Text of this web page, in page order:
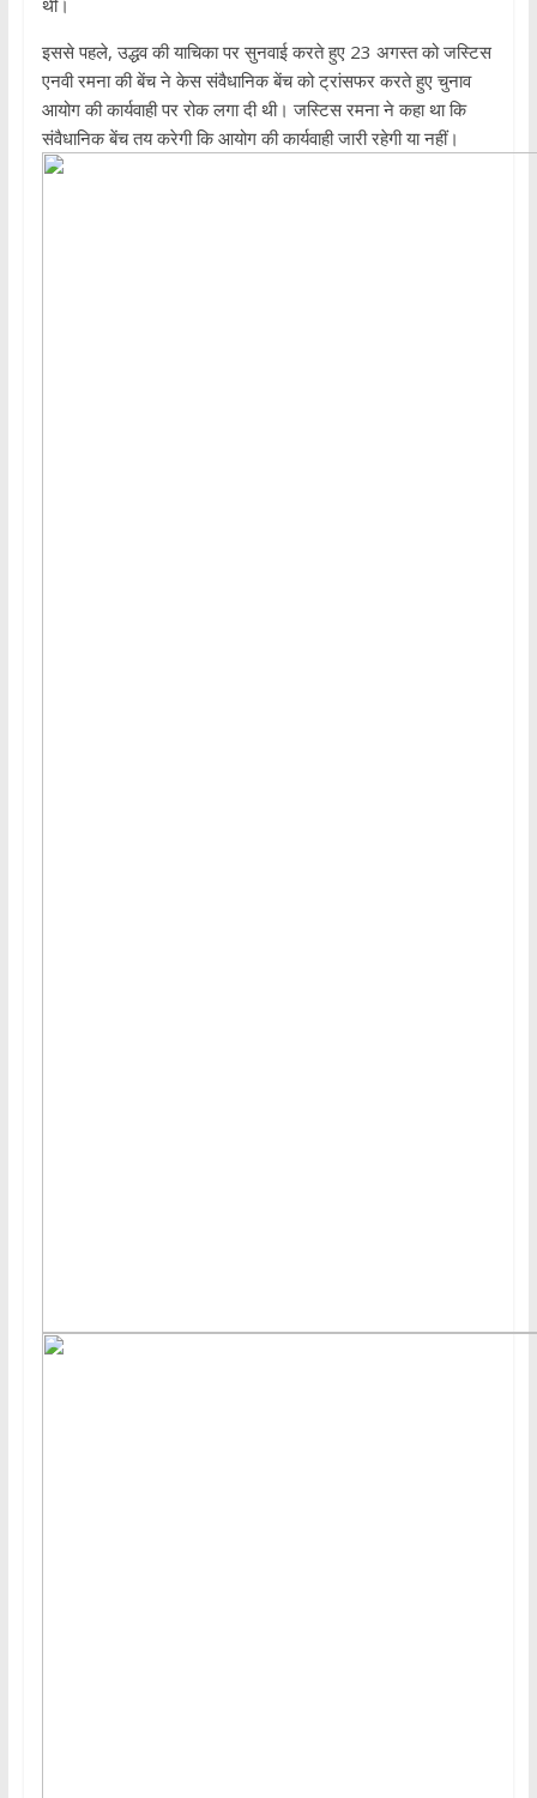
थी।
इससे पहले, उद्धव की याचिका पर सुनवाई करते हुए 23 अगस्त को जस्टिस
एनवी रमना की बेंच ने केस संवैधानिक बेंच को ट्रांसफर करते हुए चुनाव
आयोग की कार्यवाही पर रोक लगा दी थी। जस्टिस रमना ने कहा था कि
संवैधानिक बेंच तय करेगी कि आयोग की कार्यवाही जारी रहेगी या नहीं।